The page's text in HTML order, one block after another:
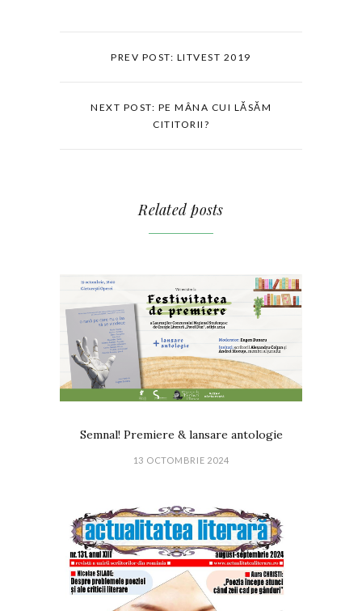
PREV POST: LITVEST 2019
NEXT POST: PE MÂNA CUI LĂSĂM
CITITORII?
Related posts
Semnal! Premiere & lansare antologie
13 OCTOMBRIE 2024